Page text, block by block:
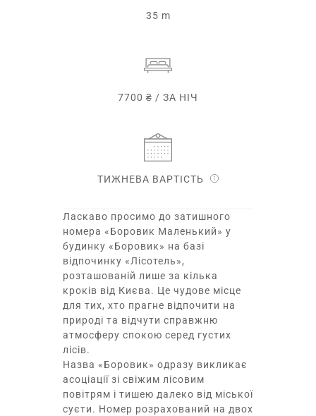
35 m
7700 ₴ / ЗА НІЧ
ТИЖНЕВА ВАРТІСТЬ
Ласкаво просимо до затишного
номера «Боровик Маленький» у
будинку «Боровик» на базі
відпочинку «Лісотель»,
розташованій лише за кілька
кроків від Києва. Це чудове місце
для тих, хто прагне відпочити на
природі та відчути справжню
атмосферу спокою серед густих
лісів.
Назва «Боровик» одразу викликає
асоціації зі свіжим лісовим
повітрям і тишею далеко від міської
суєти. Номер розрахований на двох